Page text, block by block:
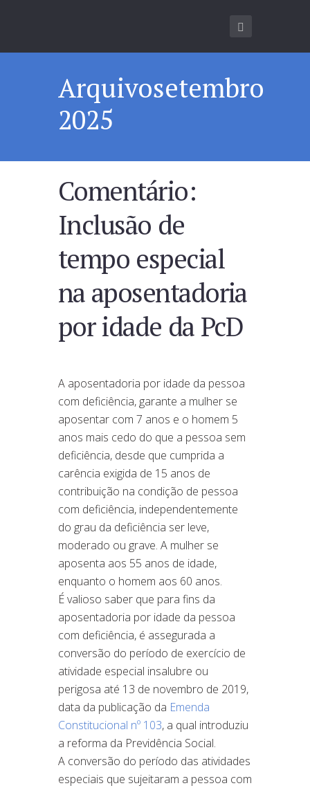
Arquivosetembro
2025
Comentário:
Inclusão de
tempo especial
na aposentadoria
por idade da PcD
A aposentadoria por idade da pessoa
com deficiência, garante a mulher se
aposentar com 7 anos e o homem 5
anos mais cedo do que a pessoa sem
deficiência, desde que cumprida a
carência exigida de 15 anos de
contribuição na condição de pessoa
com deficiência, independentemente
do grau da deficiência ser leve,
moderado ou grave. A mulher se
aposenta aos 55 anos de idade,
enquanto o homem aos 60 anos.
É valioso saber que para fins da
aposentadoria por idade da pessoa
com deficiência, é assegurada a
conversão do período de exercício de
atividade especial insalubre ou
perigosa até 13 de novembro de 2019,
data da publicação da Emenda
Constitucional nº 103, a qual introduziu
a reforma da Previdência Social.
A conversão do período das atividades
especiais que sujeitaram a pessoa com